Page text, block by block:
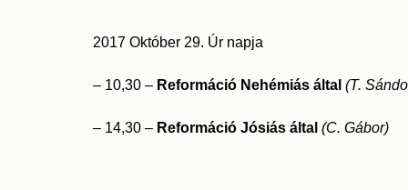
2017 Október 29. Úr napja
– 10,30 – Reformáció Nehémiás által (T.
– 14,30 – Reformáció Jósiás által (C. Gábor)